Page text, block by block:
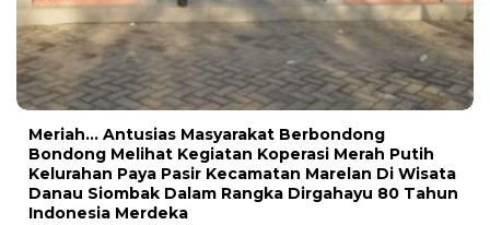
Meriah… Antusias Masyarakat Berbondong
Bondong Melihat Kegiatan Koperasi Merah Putih
Kelurahan Paya Pasir Kecamatan Marelan Di Wisata
Danau Siombak Dalam Rangka Dirgahayu 80 Tahun
Indonesia Merdeka